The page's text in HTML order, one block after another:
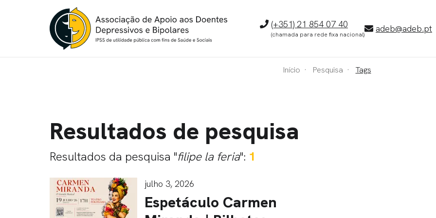
Telefone
(+351) 21 854 07 40
(chamada para rede fixa nacional)
E-
mail
adeb@adeb.pt
Início Pesquisa Tags
Resultados de pesquisa
Resultados da pesquisa "filipe la feria": 1
julho 3, 2026
Espetáculo Carmen